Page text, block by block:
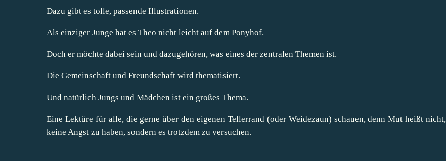
Dazu gibt es tolle, passende Illustrationen.
Als einziger Junge hat es Theo nicht leicht auf dem Ponyhof.
Doch er möchte dabei sein und dazugehören, was eines der zentralen Themen ist.
Die Gemeinschaft und Freundschaft wird thematisiert.
Und natürlich Jungs und Mädchen ist ein großes Thema.
Eine Lektüre für alle, die gerne über den eigenen Tellerrand (oder Weidezaun) schauen, denn Mut heißt nicht,
keine Angst zu haben, sondern es trotzdem zu versuchen.